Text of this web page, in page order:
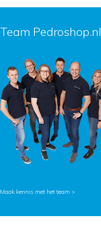
Team Pedroshop.nl
Maak kennis met het team >